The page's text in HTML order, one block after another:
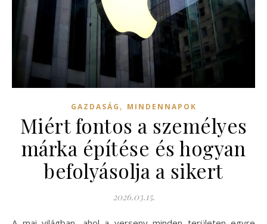
GAZDASÁG , MINDENNAPOK
Miért fontos a személyes
márka építése és hogyan
befolyásolja a sikert
2026.03.15.